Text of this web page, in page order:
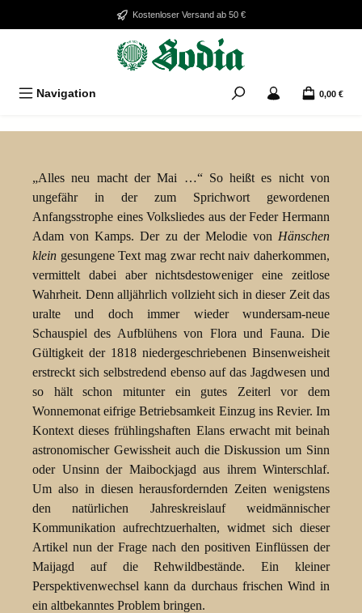
Zum Hauptinhalt springenKostenloser Versand ab 50 €
Navigation 0,00 €
„Alles neu macht der Mai …“ So heißt es nicht von
ungefähr in der zum Sprichwort gewordenen
Anfangsstrophe eines Volksliedes aus der Feder Hermann
Adam von Kamps. Der zu der Melodie von Hänschen
klein gesungene Text mag zwar recht naiv daherkommen,
vermittelt dabei aber nichtsdestoweniger eine zeitlose
Wahrheit. Denn alljährlich vollzieht sich in dieser Zeit das
uralte und doch immer wieder wundersam-neue
Schauspiel des Aufblühens von Flora und Fauna. Die
Gültigkeit der 1818 niedergeschriebenen Binsenweisheit
erstreckt sich selbstredend ebenso auf das Jagdwesen und
so hält schon mitunter ein gutes Zeiterl vor dem
Wonnemonat eifrige Betriebsamkeit Einzug ins Revier. Im
Kontext dieses frühlingshaften Elans erwacht mit beinah
astronomischer Gewissheit auch die Diskussion um Sinn
oder Unsinn der Maibockjagd aus ihrem Winterschlaf.
Um also in diesen herausfordernden Zeiten wenigstens
den natürlichen Jahreskreislauf weidmännischer
Kommunikation aufrechtzuerhalten, widmet sich dieser
Artikel nun der Frage nach den positiven Einflüssen der
Maijagd auf die Rehwildbestände. Ein kleiner
Perspektivenwechsel kann da durchaus frischen Wind in
ein altbekanntes Problem bringen.